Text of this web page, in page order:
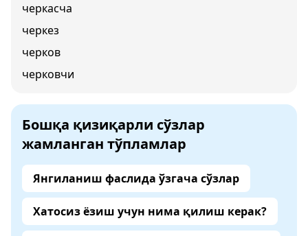
черкасча
черкез
черков
черковчи
Бошқа қизиқарли сўзлар
жамланган тўпламлар
Янгиланиш фаслида ўзгача сўзлар
Хатосиз ёзиш учун нима қилиш керак?